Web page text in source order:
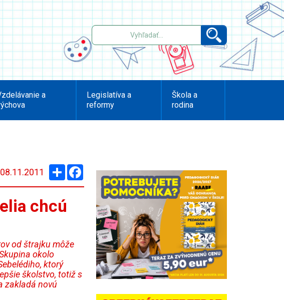
a
Legislatíva a
reformy
Škola a
rodina
08.11.2011 Zdieľaj
chcú
od štrajku môže
okolo
ktorý
školstvo, totiž s
zakladá novú